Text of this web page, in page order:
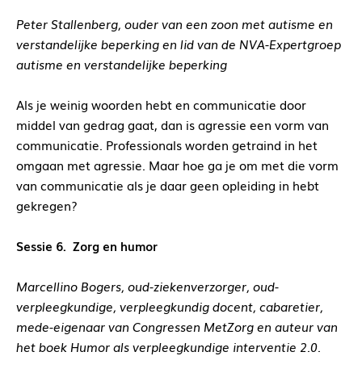
Peter Stallenberg, ouder van een zoon met autisme en
verstandelijke beperking en lid van de NVA-Expertgroep
autisme en verstandelijke beperking
Als je weinig woorden hebt en communicatie door
middel van gedrag gaat, dan is agressie een vorm van
communicatie. Professionals worden getraind in het
omgaan met agressie. Maar hoe ga je om met die vorm
van communicatie als je daar geen opleiding in hebt
gekregen?
Sessie 6. Zorg en humor
Marcellino Bogers, oud-ziekenverzorger, oud-
verpleegkundige, verpleegkundig docent, cabaretier,
mede-eigenaar van Congressen MetZorg en auteur van
het boek Humor als verpleegkundige interventie 2.0.